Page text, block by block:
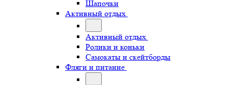
Шапочки
Активный отдых
Активный отдых
Ролики и коньки
Самокаты и скейтборды
Фляги и питание